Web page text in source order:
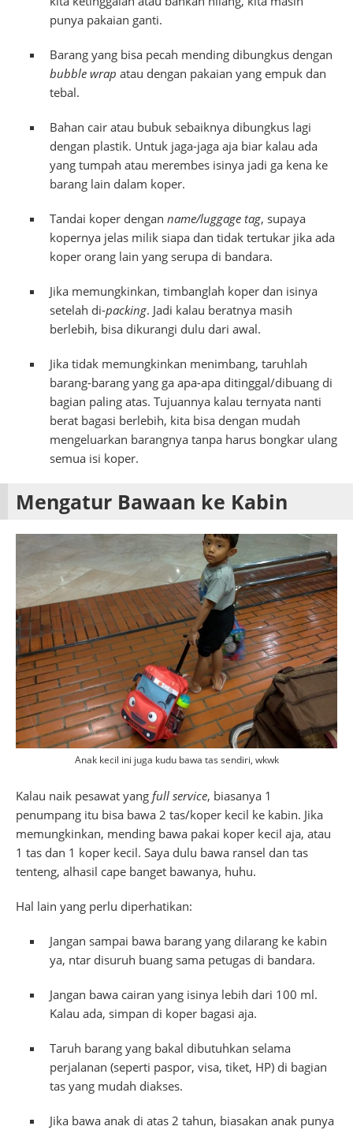
punya pakaian ganti.
Barang yang bisa pecah mending dibungkus dengan
bubble wrap atau dengan pakaian yang empuk dan
tebal.
Bahan cair atau bubuk sebaiknya dibungkus lagi
dengan plastik. Untuk jaga-jaga aja biar kalau ada
yang tumpah atau merembes isinya jadi ga kena ke
barang lain dalam koper.
Tandai koper dengan name/luggage tag, supaya
kopernya jelas milik siapa dan tidak tertukar jika ada
koper orang lain yang serupa di bandara.
Jika memungkinkan, timbanglah koper dan isinya
setelah di-packing. Jadi kalau beratnya masih
berlebih, bisa dikurangi dulu dari awal.
Jika tidak memungkinkan menimbang, taruhlah
barang-barang yang ga apa-apa ditinggal/dibuang di
bagian paling atas. Tujuannya kalau ternyata nanti
berat bagasi berlebih, kita bisa dengan mudah
mengeluarkan barangnya tanpa harus bongkar ulang
semua isi koper.
Mengatur Bawaan ke Kabin
Anak kecil ini juga kudu bawa tas sendiri, wkwk
Kalau naik pesawat yang full service, biasanya 1
penumpang itu bisa bawa 2 tas/koper kecil ke kabin. Jika
memungkinkan, mending bawa pakai koper kecil aja, atau
1 tas dan 1 koper kecil. Saya dulu bawa ransel dan tas
tenteng, alhasil cape banget bawanya, huhu.
Hal lain yang perlu diperhatikan:
Jangan sampai bawa barang yang dilarang ke kabin
ya, ntar disuruh buang sama petugas di bandara.
Jangan bawa cairan yang isinya lebih dari 100 ml.
Kalau ada, simpan di koper bagasi aja.
Taruh barang yang bakal dibutuhkan selama
perjalanan (seperti paspor, visa, tiket, HP) di bagian
tas yang mudah diakses.
Jika bawa anak di atas 2 tahun, biasakan anak punya